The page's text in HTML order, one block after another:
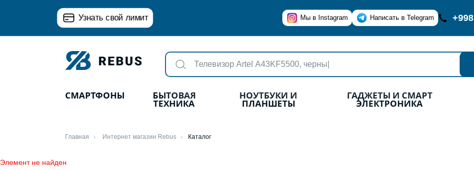
Узнать свой лимит Мы в Instagram Написать в Telegram +998
СМАРТФОНЫ БЫТОВАЯ
ТЕХНИКА
НОУТБУКИ И
ПЛАНШЕТЫ
ГАДЖЕТЫ И СМАРТ
ЭЛЕКТРОНИКА
Главная Интернет магазин Rebus Каталог
Элемент не найден